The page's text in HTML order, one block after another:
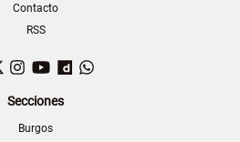
Contacto
RSS
TwitterInstagram
YouTubeDailymotion
Secciones
Burgos